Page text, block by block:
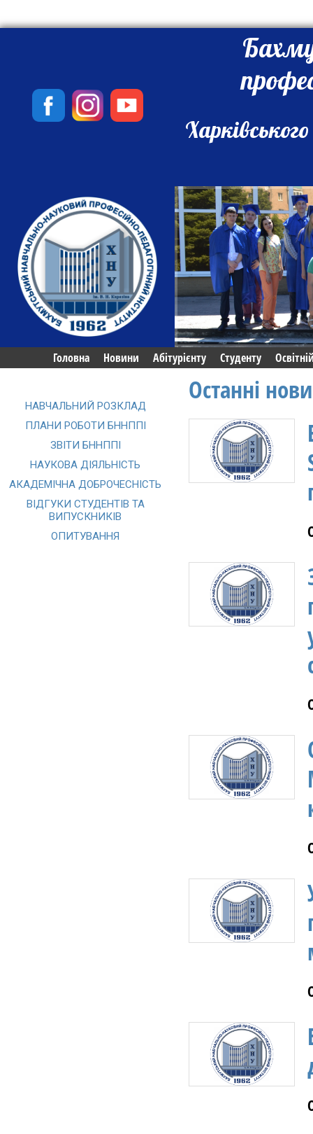
Головна Новини Абітурієнту Студенту
Останні
НАВЧАЛЬНИЙ РОЗКЛАД
ПЛАНИ РОБОТИ БННППІ
ЗВІТИ БННППІ
НАУКОВА ДІЯЛЬНІСТЬ
АКАДЕМІЧНА ДОБРОЧЕСНІСТЬ
ВІДГУКИ СТУДЕНТІВ ТА
ВИПУСКНИКІВ
ОПИТУВАННЯ